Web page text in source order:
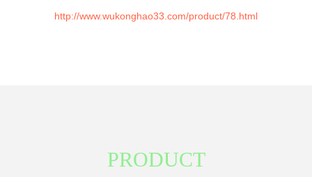
http://www.wukonghao33.com/product/78.html
PRODUCT